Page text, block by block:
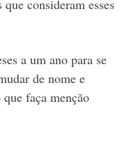
consideram esses
a um ano para se
de nome e
faça menção